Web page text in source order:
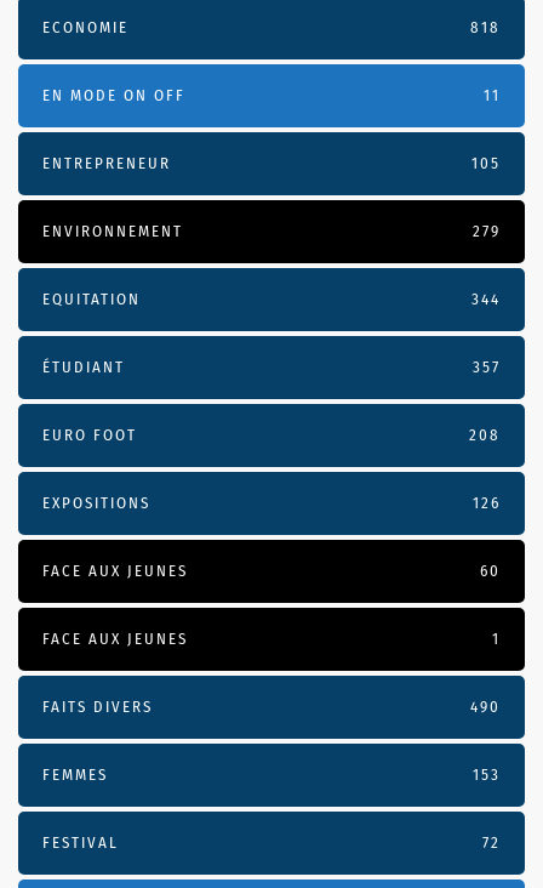
ECONOMIE 818
EN MODE ON OFF 11
ENTREPRENEUR 105
ENVIRONNEMENT 279
EQUITATION 344
ÉTUDIANT 357
EURO FOOT 208
EXPOSITIONS 126
FACE AUX JEUNES 60
FACE AUX JEUNES 1
FAITS DIVERS 490
FEMMES 153
FESTIVAL 72